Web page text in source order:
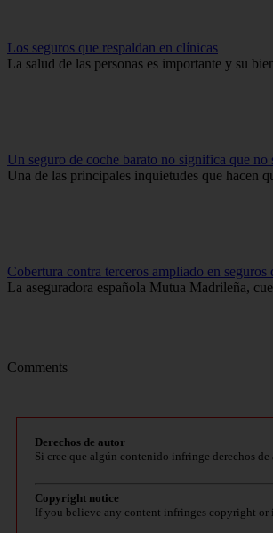
Los seguros que respaldan en clínicas
La salud de las personas es importante y su
Un seguro de coche barato no significa que no
Una de las principales inquietudes que hacen
Cobertura contra terceros ampliado en seguros
La aseguradora española Mutua Madrileña,
Comments
Derechos de autor
Si cree que algún contenido infringe derechos
Copyright notice
If you believe any content infringes copyright